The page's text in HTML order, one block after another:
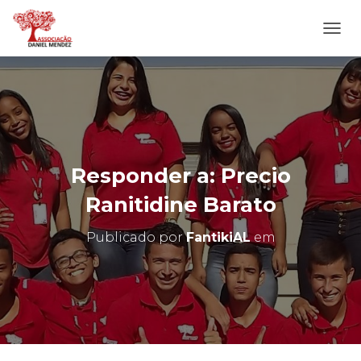
L
T
E
R
N
A
N
A
E
G
O
Responder a: Precio
Ranitidine Barato
Publicado porFantikiALem